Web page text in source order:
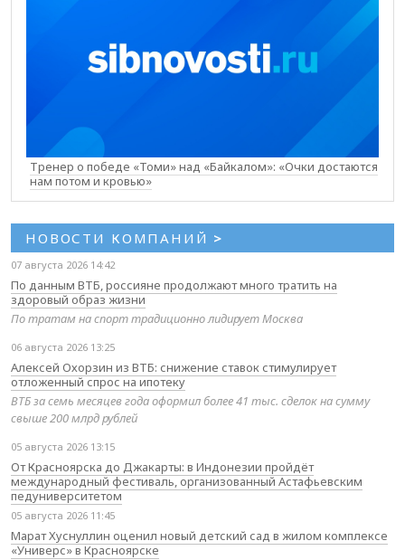
Тренер о победе «Томи» над «Байкалом»: «Очки достаются
нам потом и кровью»
НОВОСТИ КОМПАНИЙ >
07 августа 2026 14:42
По данным ВТБ, россияне продолжают много тратить на
здоровый образ жизни
По тратам на спорт традиционно лидирует Москва
06 августа 2026 13:25
Алексей Охорзин из ВТБ: снижение ставок стимулирует
отложенный спрос на ипотеку
ВТБ за семь месяцев года оформил более 41 тыс. сделок на сумму
свыше 200 млрд рублей
05 августа 2026 13:15
От Красноярска до Джакарты: в Индонезии пройдёт
международный фестиваль, организованный Астафьевским
педуниверситетом
05 августа 2026 11:45
Марат Хуснуллин оценил новый детский сад в жилом комплексе
«Универс» в Красноярске